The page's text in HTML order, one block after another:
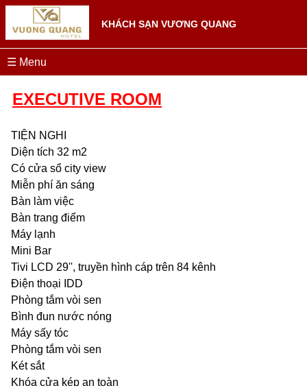
KHÁCH SẠN VƯƠNG QUANG
☰ Menu
EXECUTIVE ROOM
TIỆN NGHI
Diện tích 32 m2
Có cửa sổ city view
Miễn phí ăn sáng
Bàn làm việc
Bàn trang điểm
Máy lạnh
Mini Bar
Tivi LCD 29'', truyền hình cáp trên 84 kênh
Điện thoại IDD
Phòng tắm vòi sen
Bình đun nước nóng
Máy sấy tóc
Phòng tắm vòi sen
Két sắt
Khóa cửa kép an toàn